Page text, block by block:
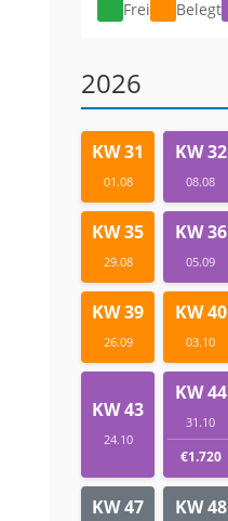
Frei Belegt
2026
KW 31
01.08
KW 32
08.08
KW 35
29.08
KW 36
05.09
KW 39
26.09
KW 40
03.10
KW 43
24.10
KW 44
31.10
€1.720
KW 47 KW 48